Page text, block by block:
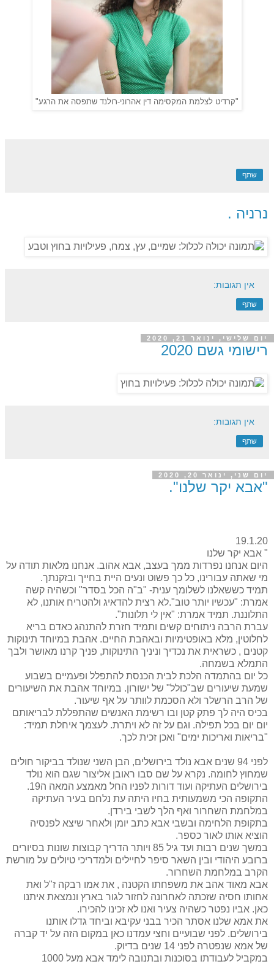
"קרדיט לצלמת המקסימה דין אהרוני-רולנד שתפסה את הרגע"
שתף
נרניה .
אין תגובות:
שתף
יום שלישי, ינואר 21, 2020
רישומי גשם 2020
אין תגובות:
שתף
יום שני, ינואר 20, 2020
"אבא יקר שלנו".
19.1.20
" אבא יקר שלנו
היום אנחנו נפרדות ממך בעצב, אבא אהוב. אנחנו מלאות תודה על
מי שאתה עבורינו, כל כך פשוט ונעים היית בחייך ובזקנתך.
תמיד כששאלנו לשלומך ענית- "ב"ה הכל בסדר" וכשהיה קשה
אמרת: "עכשיו יותר טוב".לא רצית להדאיג ולהטריח אותנו, לא
התלוננת. תמיד אמרת: "אין לי תלונות".
עברת הרבה ניתוחים קשים ותמיד חזרת להתנהג כאדם בריא
לחלוטין, מלא באופטימיות ובאהבת החיים. אהבת במיוחד תינוקות
קטנים , כשראית את נכדיך וניניך התינוקות, פניך קרנו מאושר ולבך
התמלא בשמחה.
כל יום בהתמדה הלכת לבית הכנסת להתפלל ופעמיים בשבוע
שמעת שיעורים שב"כולל" של ישורון. במיוחד אהבת את השיעורים
של הרב הרשלר ולא הסכמת לוותר על אף שיעור.
בכיס היה לך פתק קטן ובו רשימת האנשים שהתפללת לבריאותם
יום יום בכל תפילה. וגם על זה לא ויתרת. לעצמך איחלת תמיד:
"בריאות ואריכות ימים" ואכן זכית לכך.
לפני 94 שנים אבא נולד בירושלים, הבן השני שנולד בביקור חולים
שמחוץ לחומה. נקרא על שם סבו ראובן אליצור שגם הוא נולד
בירושלים העתיקה ועוד דורות לפניו החל מאמצע המאה ה19.
התקופה הכי משמעותית בחיו היתה עת נלחם בעיר העתיקה
במלחמת השחרור ואף הלך לשבי בירדן.
בתקופת הלחימה ובשבי אבא כתב יומן ולאחר שיצא לפנסיה
הוציא אותו לאור כספר.
במשך שנים רבות ועד גיל 85 ויותר הדריך קבוצות שונות בסיורים
ברובע היהודי ובין השאר סיפר לחיילים ולמדריכי טיולים על מורשת
הקרב במלחמת השחרור.
אבא מאוד אהב את משפחתו הקטנה , את אמו רבקה ז"ל ואת
אחותו חסיה שזכתה לאחרונה לחזור לגור בארץ ונמצאת איתנו
כאן. אביו נפטר כשהיה צעיר ואנו לא זכינו להכירו.
את אמא שלנו אסתר הכיר בבני עקיבא וביחד גדלו אותנו
בירושלים. לפני שבועיים וחצי עמדנו כאן במקום הזה על יד קברה
של אמא שנפטרה לפני 14 שנים בדיוק.
במקביל לעבודתו בסוכנות ובתנובה לימד אבא מעל 1000